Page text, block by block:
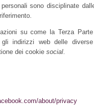
sono disciplinate
su come la Terza
gli indirizzi web delle
dei cookiesocial.
about/privacy